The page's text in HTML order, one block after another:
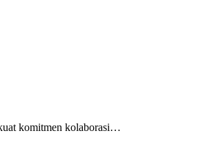
komitmen kolaborasi…